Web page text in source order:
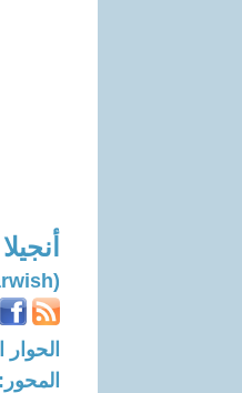
(Angela Darwish)
الحوار